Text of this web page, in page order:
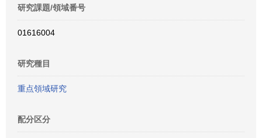
研究課題/領域番号
01616004
研究種目
重点領域研究
配分区分